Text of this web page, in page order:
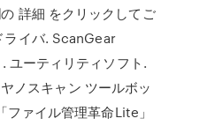
詳細 をクリックしてご
ライバ. ScanGear
ユーティリティソフト.
ノスキャン ツールボッ
ァイル管理革命Lite」